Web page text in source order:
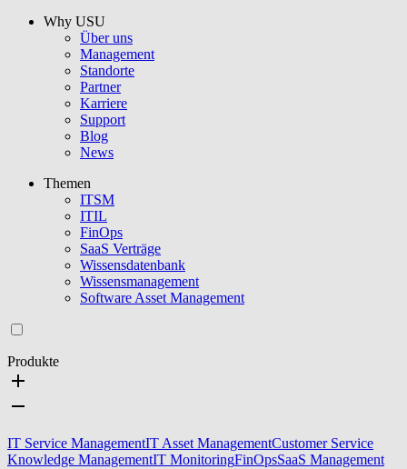
Why USU
Über uns
Management
Standorte
Partner
Karriere
Support
Blog
News
Themen
ITSM
ITIL
FinOps
SaaS Verträge
Wissensdatenbank
Wissensmanagement
Software Asset Management
Produkte
IT Service ManagementIT Asset ManagementCustomer Service
Knowledge ManagementIT MonitoringFinOpsSaaS Management